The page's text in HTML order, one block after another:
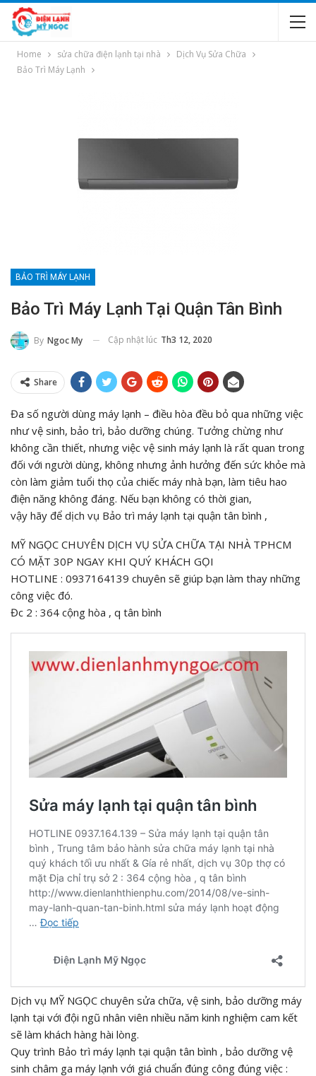
Home sửa chữa điện lạnh tại nhà
Dịch Vụ Sửa Chữa
Bảo Trì Máy Lạnh
BẢO TRÌ MÁY LẠNH
Bảo Trì Máy Lạnh Tại Quận Tân Bình
By Ngoc My Cập nhật lúc Th3 12, 2020
Share
Đa số người dùng máy lạnh – điều hòa đều bỏ qua những việc
như vệ sinh, bảo trì, bảo dưỡng chúng. Tưởng chừng như
không cần thiết, nhưng việc vệ sinh máy lạnh là rất quan trong
đối với người dùng, không nhưng ảnh hưởng đến sức khỏe mà
còn làm giảm tuổi thọ của chiếc máy nhà bạn, làm tiêu hao
điện năng không đáng. Nếu bạn không có thời gian,
vậy hãy để dịch vụ Bảo trì máy lạnh tại quận tân bình ,
MỸ NGỌC CHUYÊN DỊCH VỤ SỬA CHỮA TẠI NHÀ TPHCM
CÓ MẶT 30P NGAY KHI QUÝ KHÁCH GỌI
HOTLINE : 0937164139 chuyên sẽ giúp bạn làm thay những
công việc đó.
Đc 2 : 364 cộng hòa , q tân bình
Dịch vụ MỸ NGỌC chuyên sửa chữa, vệ sinh, bảo dưỡng máy
lạnh tại với đội ngũ nhân viên nhiều năm kinh nghiệm cam kết
sẽ làm khách hàng hài lòng.
Quy trình Bảo trì máy lạnh tại quận tân bình , bảo dưỡng vệ
sinh châm ga máy lạnh với giá chuẩn đúng công đúng việc :